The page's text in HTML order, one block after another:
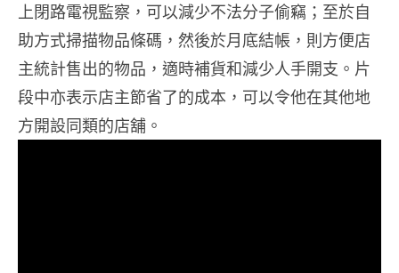
上閉路電視監察，可以減少不法分子偷竊；至於自
助方式掃描物品條碼，然後於月底結帳，則方便店
主統計售出的物品，適時補貨和減少人手開支。片
段中亦表示店主節省了的成本，可以令他在其他地
方開設同類的店舖。